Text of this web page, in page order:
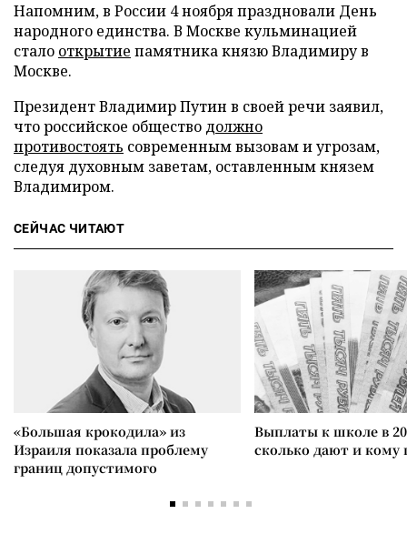
Напомним, в России 4 ноября праздновали День
народного единства. В Москве кульминацией
стало открытие памятника князю Владимиру в
Москве.
Президент Владимир Путин в своей речи заявил,
что российское общество должно
противостоять современным вызовам и угрозам,
следуя духовным заветам, оставленным князем
Владимиром.
СЕЙЧАС ЧИТАЮТ
«Большая крокодила» из
Израиля показала проблему
границ допустимого
Выплаты к школе в
сколько дают и